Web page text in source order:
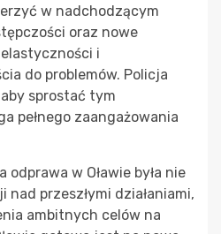
w nadchodzącym
oraz nowe
i
do problemów. Policja
sprostać tym
pełnego zaangażowania
w Oławie była nie
przeszłymi działaniami,
ambitnych celów na